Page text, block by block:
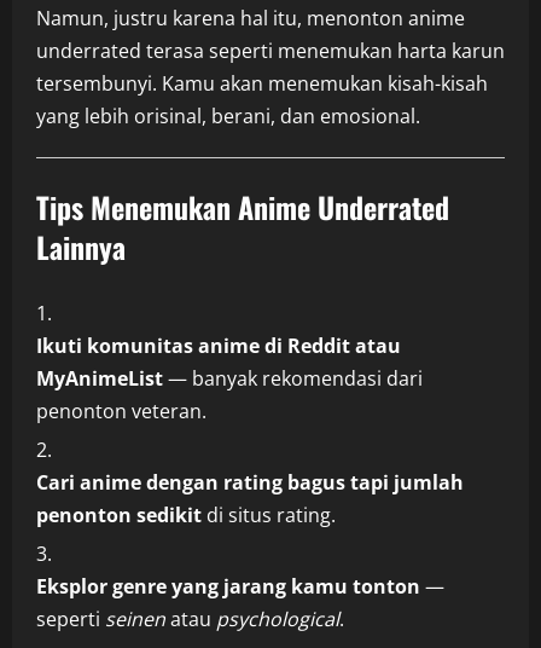
Namun, justru karena hal itu, menonton anime
underrated terasa seperti menemukan harta karun
tersembunyi. Kamu akan menemukan kisah-kisah
yang lebih orisinal, berani, dan emosional.
Tips Menemukan Anime Underrated
Lainnya
Ikuti komunitas anime di Reddit atau
MyAnimeList— banyak rekomendasi dari
penonton veteran.
Cari anime dengan rating bagus tapi jumlah
penonton sedikit di situs rating.
Eksplor genre yang jarang kamu tonton —
seperti seinenatau psychological.